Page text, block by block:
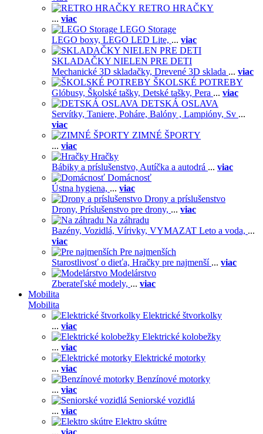
RETRO HRAČKY
... viac
LEGO Storage
LEGO boxy, LEGO LED Lite, ... viac
SKLADAČKY NIELEN PRE DETI
Mechanické 3D skladačky, Drevené 3D sklada ... viac
ŠKOLSKÉ POTREBY
Glóbusy, Školské tašky, Detské tašky, Pera ... viac
DETSKÁ OSLAVA
Servítky, Taniere, Poháre, Balóny , Lampióny, Sv ...
viac
ZIMNÉ ŠPORTY
... viac
Hračky
Bábiky a príslušenstvo, Autíčka a autodrá ... viac
Domácnosť
Ústna hygiena, ... viac
Drony a príslušenstvo
Drony, Príslušenstvo pre drony, ... viac
Na záhradu
Bazény, Vozidlá, Vírivky, VYMAZAT Leto a voda, ...
viac
Pre najmenších
Starostlivosť o dieťa, Hračky pre najmenší ... viac
Modelárstvo
Zberateľské modely, ... viac
Mobilita
Mobilita
Elektrické štvorkolky
... viac
Elektrické kolobežky
... viac
Elektrické motorky
... viac
Benzínové motorky
... viac
Seniorské vozidlá
... viac
Elektro skútre
... viac